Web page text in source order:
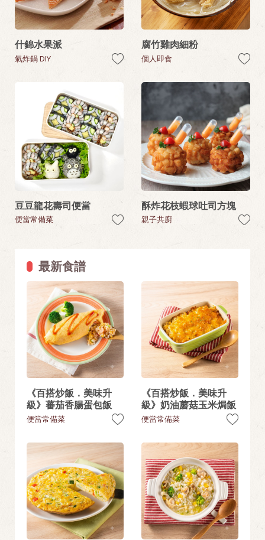
什錦水果派
氣炸鍋 DIY
腐竹雞肉細粉
個人即食
豆豆龍花壽司便當
便當常備菜
酥炸花枝蝦球吐司方塊
親子共廚
最新食譜
《百搭炒飯．美味升
級》蕃茄香腸蛋包飯
便當常備菜
《百搭炒飯．美味升
級》奶油蘑菇玉米焗飯
便當常備菜